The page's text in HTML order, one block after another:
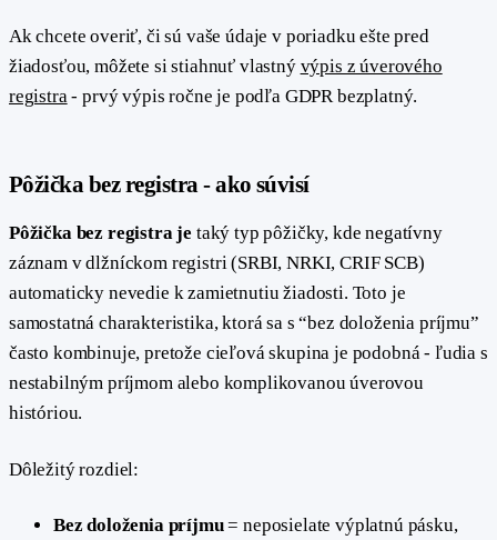
Ak chcete overiť, či sú vaše údaje v poriadku ešte pred
žiadosťou, môžete si stiahnuť vlastný výpis z úverového
registra- prvý výpis ročne je podľa GDPR bezplatný.
Pôžička bez registra - ako súvisí
Pôžička bez registra je taký typ pôžičky, kde negatívny
záznam v dlžníckom registri (SRBI, NRKI, CRIF SCB)
automaticky nevedie k zamietnutiu žiadosti. Toto je
samostatná charakteristika, ktorá sa s “bez doloženia príjmu”
často kombinuje, pretože cieľová skupina je podobná - ľudia s
nestabilným príjmom alebo komplikovanou úverovou
históriou.
Dôležitý rozdiel:
Bez doloženia príjmu= neposielate výplatnú pásku,